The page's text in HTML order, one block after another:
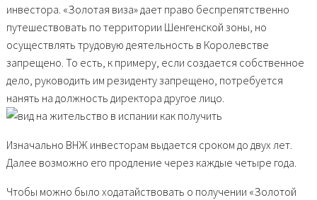
инвестора. «Золотая виза» дает право беспрепятственно
путешествовать по территории Шенгенской зоны, но
осуществлять трудовую деятельность в Королевстве
запрещено. То есть, к примеру, если создается собственное
дело, руководить им резиденту запрещено, потребуется
нанять на должность директора другое лицо.
Изначально ВНЖ инвесторам выдается сроком до двух лет.
Далее возможно его продление через каждые четыре года.
Чтобы можно было ходатайствовать о получении «Золотой